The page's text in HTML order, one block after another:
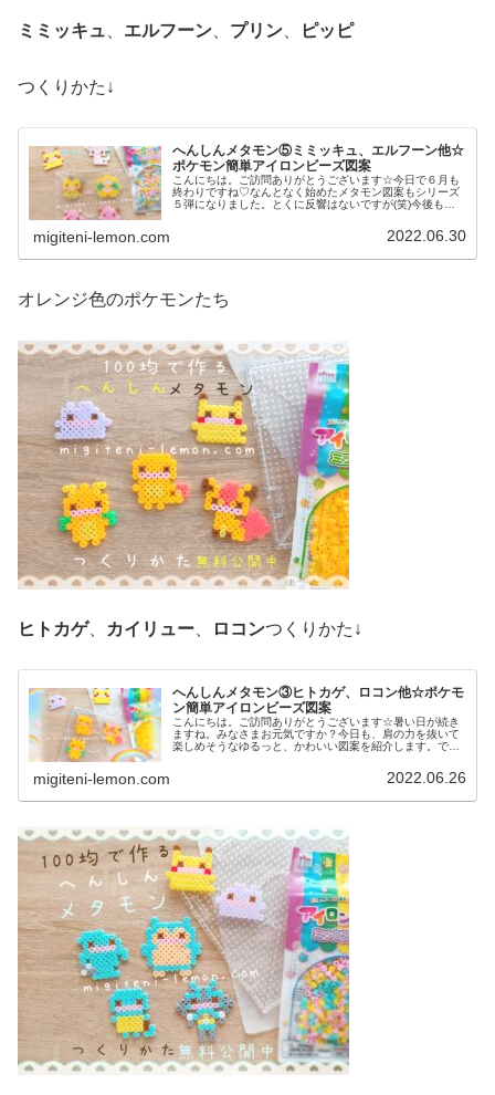
ミミッキュ、 エルフーン、 プリン、 ピッピ
つくりかた↓
へんしんメタモン⑤ミミッキュ、エルフーン他☆
ポケモン簡単アイロンビーズ図案
こんにちは。ご訪問ありがとうございます☆今日で６月も
終わりですね♡なんとなく始めたメタモン図案もシリーズ
５弾になりました。とくに反響はないですが(笑)今後も、
migiteni-lemon.com 2022.06.30
オレンジ色のポケモンたち
ヒトカゲ、 カイリュー ロコンつくりかた↓
へんしんメタモン③ヒトカゲ、ロコン他☆ポケモ
ン簡単アイロンビーズ図案
こんにちは。ご訪問ありがとうございます☆暑い日が続き
ますね。みなさまお元気ですか？今日も、肩の力を抜いて
楽しめそうなゆるっと、かわいい図案を紹介します。で
migiteni-lemon.com 2022.06.26